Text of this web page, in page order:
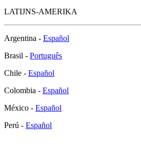
LATIJNS-AMERIKA
Argentina - Español
Brasil - Português
Chile - Español
Colombia - Español
México - Español
Perú - Español